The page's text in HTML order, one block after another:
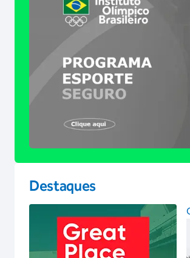
Destaques